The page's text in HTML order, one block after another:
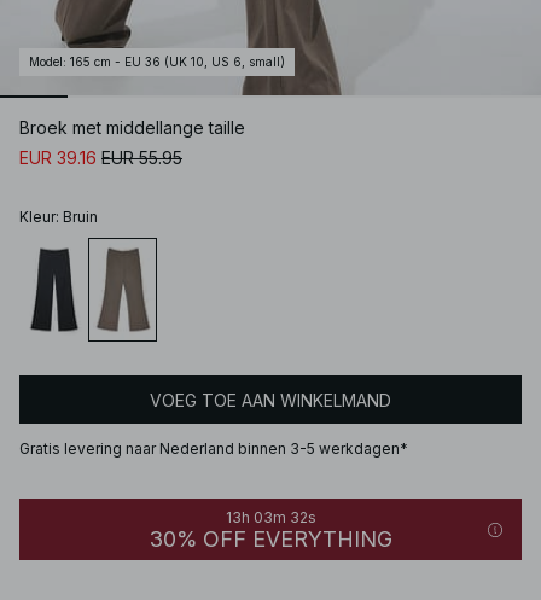
Model : 165 cm - EU 36 (UK 10, US 6, small)
Broek met middellange taille
EUR 39.16 EUR 55.95
Kleur: Bruin
VOEG TOE AAN WINKELMAND
Gratis levering naar Nederland binnen 3-5 werkdagen*
13h 03m 32s
30% OFF EVERYTHING